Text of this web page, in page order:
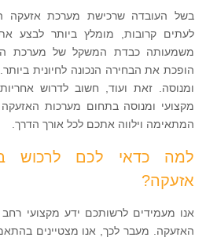
בשל העובדה שרכישת מערכת
לעתים קרובות, מומלץ ביותר לבצע
משמעותה כבדת המשקל של מערכת
הופכת את הבחירה הנכונה לחיונית
ומנוסה. זאת ועוד, חשוב לדרוש
מקצועי ומנוסה בתחום מערכות
המתאימה וילווה אתכם לכל אורך הדרך.
למה כדאי לכם לרכוש
אזעקה?
אנו מעמידים לרשותכם ידע מקצועי רחב
האזעקה. מעבר לכך, אנו מצטיינים